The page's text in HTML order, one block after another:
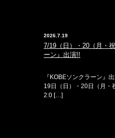
2026.7.19
7/19（日）・20（月・
ーン』出演!!
『KOBEソンクラーン』
19日（日）・20日（月・
2:0 […]